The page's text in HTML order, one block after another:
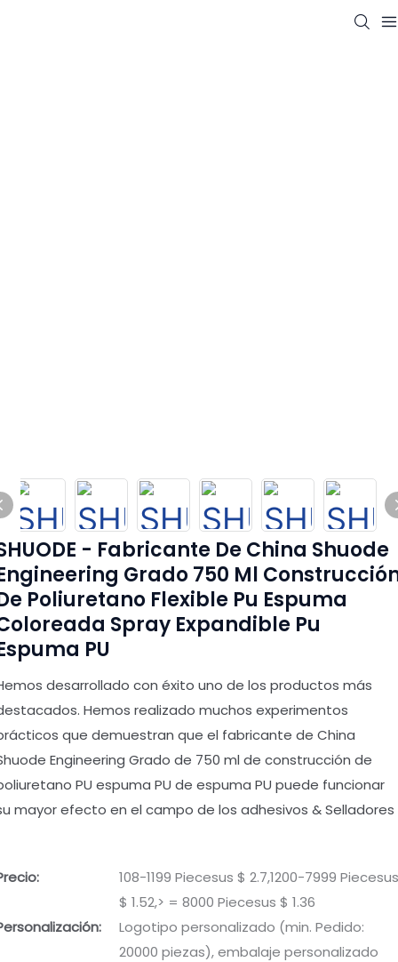
- Fabricante De China Shuode
Grado 750 Ml
Poliuretano Flexible Pu Espuma
Spray Expandible Pu
PU
desarrollado con éxito uno de los productos más
Hemos realizado muchos experimentos
que demuestran que el fabricante de China
Engineering Grado de 750 ml de construcción de
PU espuma PU de espuma PU puede funcionar
mayor efecto en el campo de los adhesivos & Selladores
108-1199 Piecesus $ 2.7,1200-7999 Piecesus
$ 1.52,> = 8000 Piecesus $ 1.36
Logotipo personalizado (min. Pedido:
20000 piezas), embalaje personalizado